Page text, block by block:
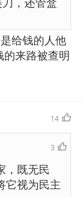
给钱的人他
的来路被查明
14
3
，既无民
它视为民主